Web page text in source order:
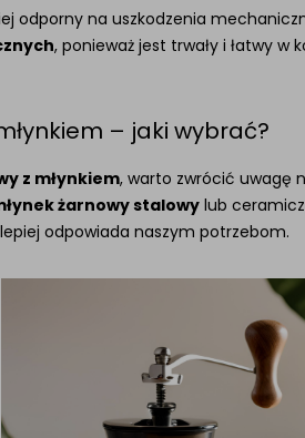
odporny na uszkodzenia
, ponieważ jest trwały i łatwy w
– jaki wybrać?
z młynkiem, warto zwrócić uwagę
żarnowy stalowylub
odpowiada naszym potrzebom.